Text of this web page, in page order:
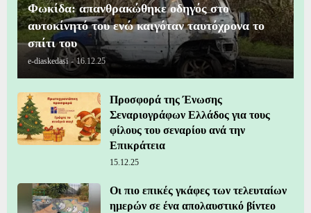
Φωκίδα: απανθρακώθηκε οδηγός στο
αυτοκίνητό του ενώ καιγόταν ταυτόχρονα το
σπίτι του
e-diaskedasi - 16.12.25
Προσφορά της Ένωσης
Σεναριογράφων Ελλάδος για τους
φίλους του σεναρίου ανά την
Επικράτεια
15.12.25
Οι πιο επικές γκάφες των τελευταίων
ημερών σε ένα απολαυστικό βίντεο